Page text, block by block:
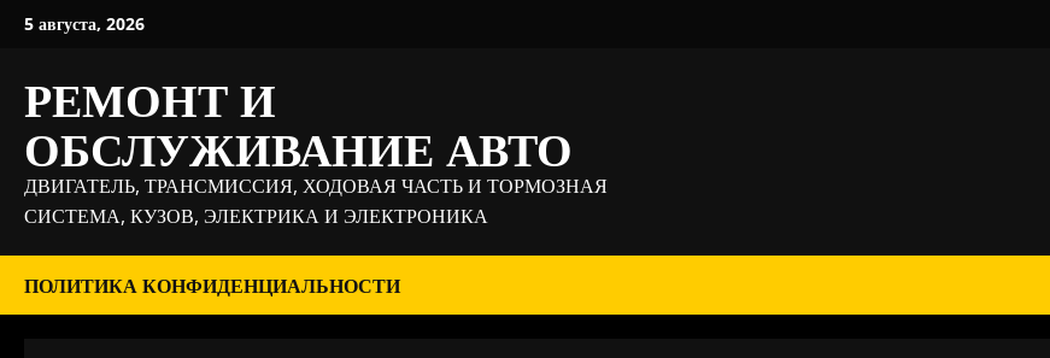
Перейти
5 августа, 2026
РЕМОНТ И
ОБСЛУЖИВАНИЕ АВТО
ДВИГАТЕЛЬ, ТРАНСМИССИЯ, ХОДОВАЯ ЧАСТЬ И ТОРМОЗНАЯ
СИСТЕМА, КУЗОВ, ЭЛЕКТРИКА И ЭЛЕКТРОНИКА
ПОЛИТИКА КОНФИДЕНЦИАЛЬНОСТИ